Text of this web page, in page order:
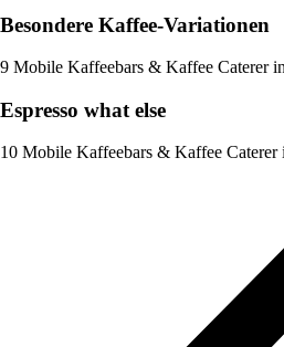
Besondere Kaffee-Variationen
9 Mobile Kaffeebars & Kaffee Caterer
Espresso what else
10 Mobile Kaffeebars & Kaffee Caterer